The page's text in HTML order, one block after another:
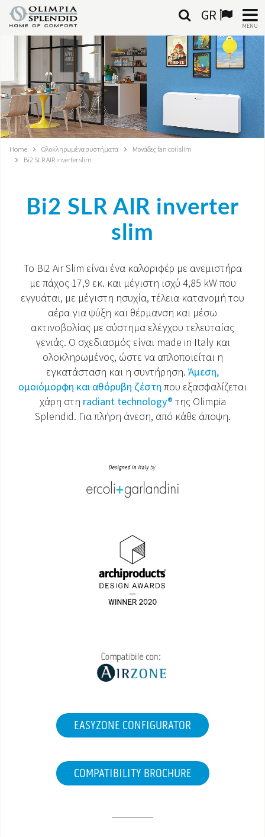
GR
MENU
ΕΛΛΗΝΙΚΆ
HOME
ΚΛΙΜΑΤΙΣΜΌΣ
ΘΈΡΜΑΝΣΗ
ΟΛΟΚΛΗΡΩΜΈΝΑ ΣΥΣΤΉΜΑΤΑ
ΈΓΓΡΑΦΑ ΠΡΟΪΌΝΤΩΝ
Home Ολοκληρωμένα συστήματα
Μονάδες fan coil slim
Bi2 SLR AIR inverter slim
Bi2 SLR AIR inverter
slim
Το Bi2 Air Slim είναι ένα καλοριφέρ με ανεμιστήρα
με πάχος 17,9 εκ. και μέγιστη ισχύ 4,85 kW που
εγγυάται, με μέγιστη ησυχία, τέλεια κατανομή του
αέρα για ψύξη και θέρμανση και μέσω
ακτινοβολίας με σύστημα ελέγχου τελευταίας
γενιάς. Ο σχεδιασμός είναι made in Italy και
ολοκληρωμένος, ώστε να απλοποιείται η
εγκατάσταση και η συντήρηση. Άμεση,
ομοιόμορφη και αθόρυβη ζέστη που εξασφαλίζεται
χάρη στη radiant technology® της Olimpia
Splendid. Για πλήρη άνεση, από κάθε άποψη.
EASYZONE CONFIGURATOR
COMPATIBILITY BROCHURE